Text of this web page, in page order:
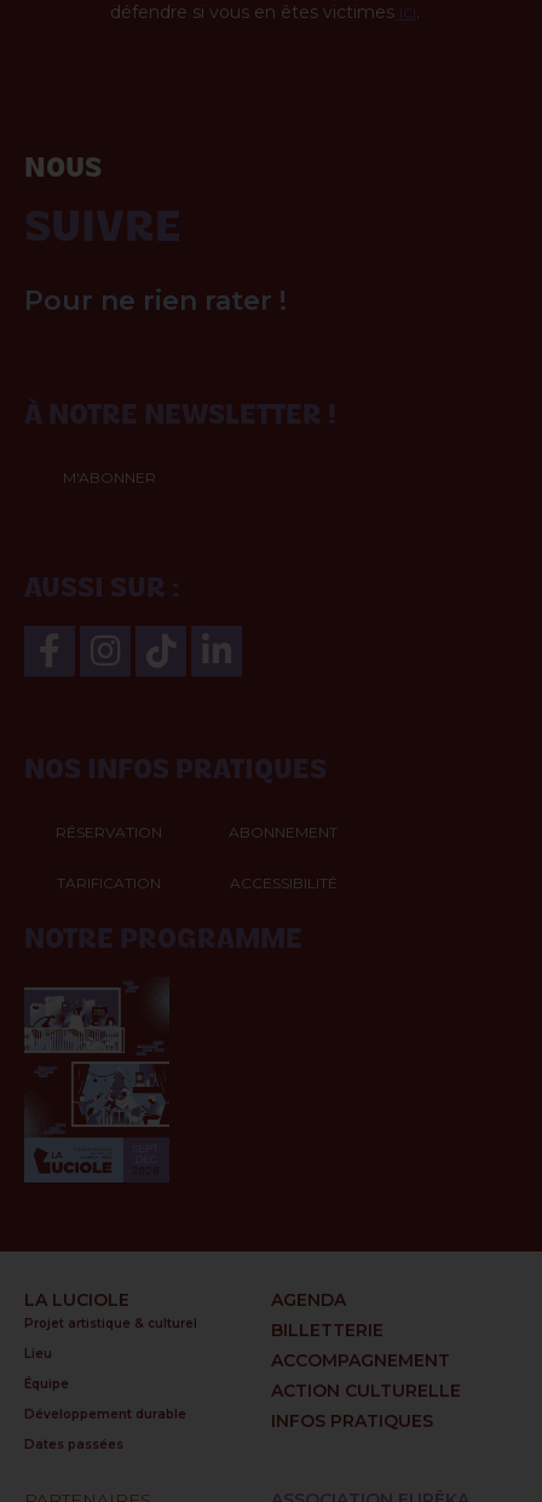
défendre si vous en êtes victimes ici.
NOUS
SUIVRE
Pour ne rien rater !
À NOTRE NEWSLETTER !
M'ABONNER
AUSSI SUR :
NOS INFOS PRATIQUES
RÉSERVATION ABONNEMENT
TARIFICATION ACCESSIBILITÉ
NOTRE PROGRAMME
LA LUCIOLE
Projet artistique & culturel
Lieu
Équipe
Développement durable
Dates passées
AGENDA
BILLETTERIE
ACCOMPAGNEMENT
ACTION CULTURELLE
INFOS PRATIQUES